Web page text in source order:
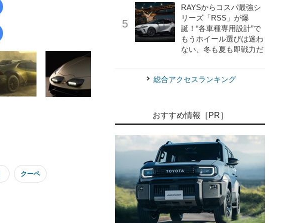
クーペ
RAYSからコスパ最強シ
リーズ「RSS」が爆
誕！“各車種専用設計”で
もうホイール選びは迷わ
ない、冬も夏も即戦力だ
総合アクセスランキング
おすすめ情報［PR］